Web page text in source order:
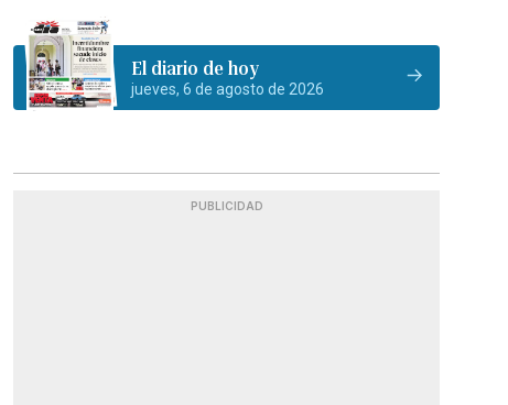
El diario de hoy
jueves, 6 de agosto de 2026
PUBLICIDAD